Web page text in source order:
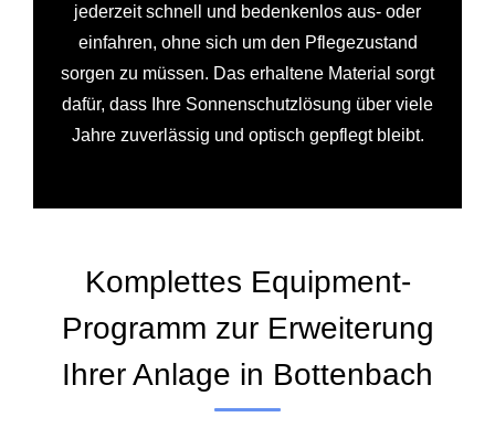
jederzeit schnell und bedenkenlos aus- oder
einfahren, ohne sich um den Pflegezustand
sorgen zu müssen. Das erhaltene Material sorgt
dafür, dass Ihre Sonnenschutzlösung über viele
Jahre zuverlässig und optisch gepflegt bleibt.
Komplettes Equipment-
Programm zur Erweiterung
Ihrer Anlage in Bottenbach